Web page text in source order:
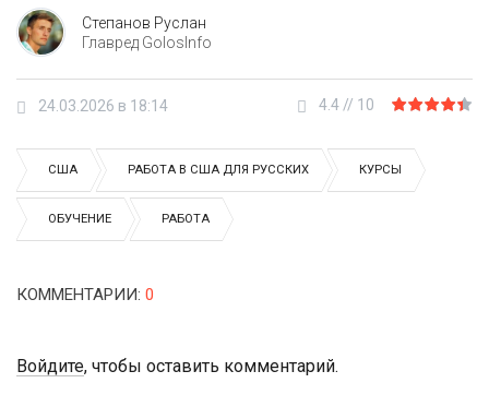
Степанов Руслан
Главред GolosInfo
24.03.2026 в 18:14 4.4 // 10
США РАБОТА В США ДЛЯ РУССКИХ КУРСЫ
ОБУЧЕНИЕ РАБОТА
КОММЕНТАРИИ: 0
Войдите, чтобы оставить комментарий.